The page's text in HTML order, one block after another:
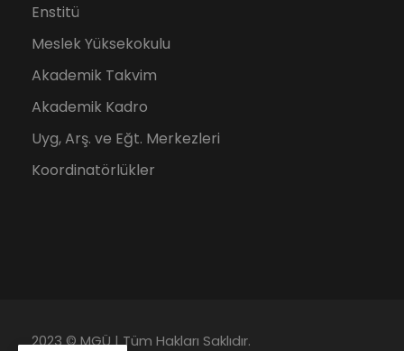
Enstitü
Meslek Yüksekokulu
Akademik Takvim
Akademik Kadro
Uyg, Arş. ve Eğt. Merkezleri
Koordinatörlükler
2023 © MGÜ | Tüm Hakları Saklıdır.